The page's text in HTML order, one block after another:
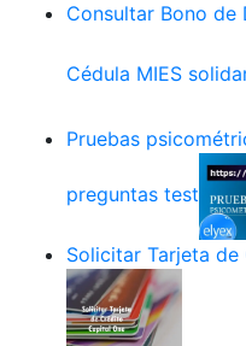
Consultar Bono de
Cédula MIES
Pruebas
preguntas test
Solicitar Tarjeta